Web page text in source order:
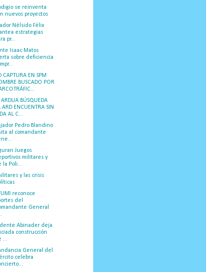
se reinventa
nuevos proyectos
Nélsido Félix
estrategias
pr...
Isaac Matos
sobre deficiencia
CAPTURA EN SPM
BUSCADO POR
ARDUA BÚSQUEDA
ARD ENCUENTRA SIN
AL C...
Pedro Blandino
al comandante
Juegos
militares y
la Poli...
y las crisis
reconoce
del
General
Abinader deja
construcción
...
General del
celebra